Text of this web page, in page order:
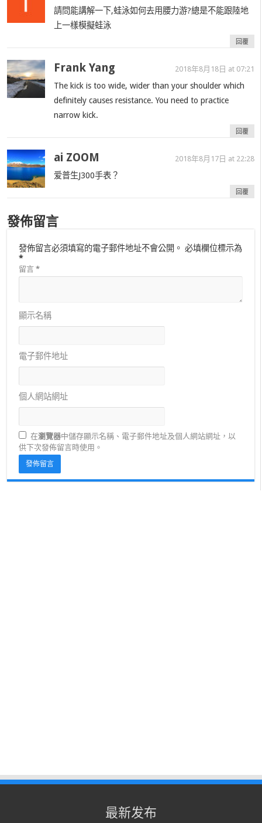
請問能講解一下,蛙泳如何去用腰力游?總是不能跟陸地
上一樣模擬蛙泳
回覆
Frank Yang 2018年8月18日 at 07:21
The kick is too wide, wider than your shoulder which
definitely causes resistance. You need to practice
narrow kick.
回覆
ai ZOOM 2018年8月17日 at 22:28
爱普生J300手表？
回覆
發佈留言
發佈留言必須填寫的電子郵件地址不會公開。 必填欄位標示為
*
留言*
顯示名稱
電子郵件地址
個人網站網址
在瀏覽器中儲存顯示名稱、電子郵件地址及個人網站網址，以
供下次發佈留言時使用。
最新发布